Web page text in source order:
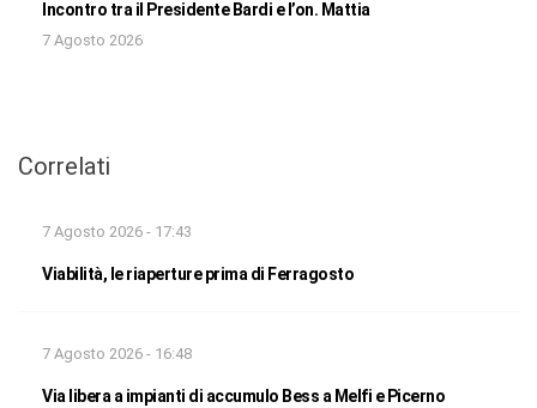
Incontro tra il Presidente Bardi e l’on. Mattia
7 Agosto 2026
Correlati
7 Agosto 2026 - 17:43
Viabilità, le riaperture prima di Ferragosto
7 Agosto 2026 - 16:48
Via libera a impianti di accumulo Bess a Melfi e Picerno